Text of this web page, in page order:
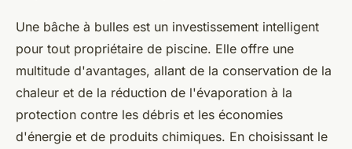
Une bâche à bulles est un investissement intelligent
pour tout propriétaire de piscine. Elle offre une
multitude d'avantages, allant de la conservation de la
chaleur et de la réduction de l'évaporation à la
protection contre les débris et les économies
d'énergie et de produits chimiques. En choisissant le